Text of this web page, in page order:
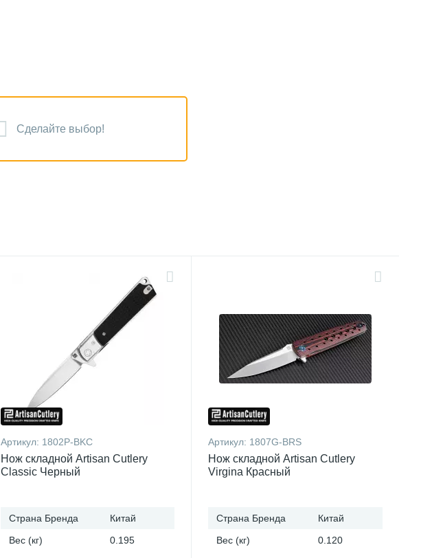
Сделайте выбор!
Артикул: 1802P-BKC
Нож складной Artisan Cutlery
Classic Черный
Страна Бренда
Китай
Вес (кг)
0.195
Артикул: 1807G-BRS
Нож складной Artisan Cutlery
Virgina Красный
Страна Бренда
Китай
Вес (кг)
0.120